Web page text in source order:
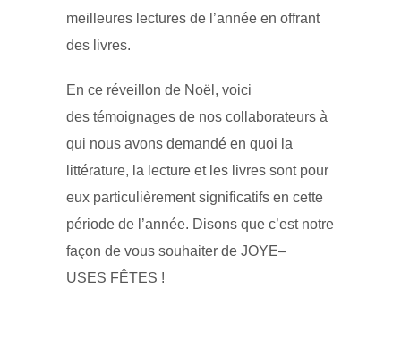
meilleures lectures de l’année en offrant
des livres.
En ce réveillon de Noël, voici
des témoignages de nos collaborateurs à
qui nous avons demandé en quoi la
littérature, la lecture et les livres sont pour
eux particulièrement significatifs en cette
période de l’année. Disons que c’est notre
façon de vous souhaiter de JOYE–
USES FÊTES !